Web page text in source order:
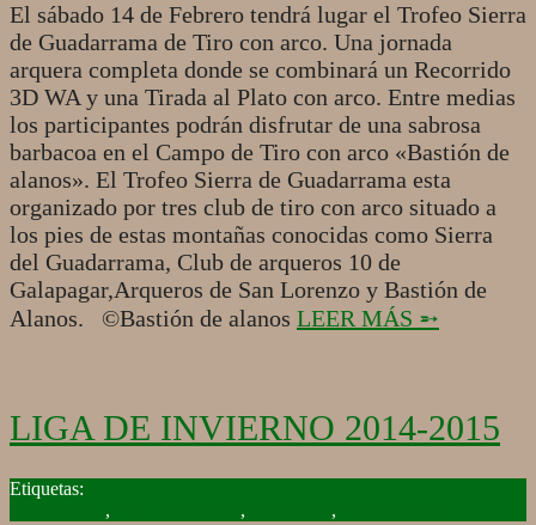
El sábado 14 de Febrero tendrá lugar el Trofeo Sierra
de Guadarrama de Tiro con arco. Una jornada
arquera completa donde se combinará un Recorrido
3D WA y una Tirada al Plato con arco. Entre medias
los participantes podrán disfrutar de una sabrosa
barbacoa en el Campo de Tiro con arco «Bastión de
alanos». El Trofeo Sierra de Guadarrama esta
organizado por tres club de tiro con arco situado a
los pies de estas montañas conocidas como Sierra
del Guadarrama, Club de arqueros 10 de
Galapagar,Arqueros de San Lorenzo y Bastión de
Alanos. ©Bastión de alanos LEER MÁS ➵
LIGA DE INVIERNO 2014-2015
2014-
, , ,